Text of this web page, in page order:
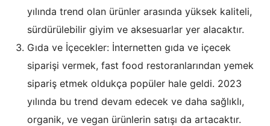
yılında trend olan ürünler arasında yüksek kaliteli,
sürdürülebilir giyim ve aksesuarlar yer alacaktır.
Gıda ve İçecekler: İnternetten gıda ve içecek
siparişi vermek, fast food restoranlarından yemek
sipariş etmek oldukça popüler hale geldi. 2023
yılında bu trend devam edecek ve daha sağlıklı,
organik, ve vegan ürünlerin satışı da artacaktır.